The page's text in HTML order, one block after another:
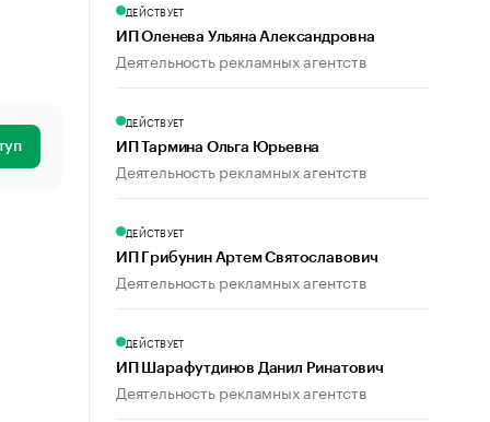
ДЕЙСТВУЕТ
ИП Оленева Ульяна Александровна
Деятельность рекламных агентств
ДЕЙСТВУЕТ
ИП Тармина Ольга Юрьевна
Деятельность рекламных агентств
ДЕЙСТВУЕТ
ИП Грибунин Артем Святославович
Деятельность рекламных агентств
ДЕЙСТВУЕТ
ИП Шарафутдинов Данил Ринатович
Деятельность рекламных агентств